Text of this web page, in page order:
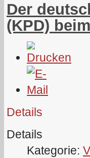
Der
(KPD)
Details
Details
Kategorie: